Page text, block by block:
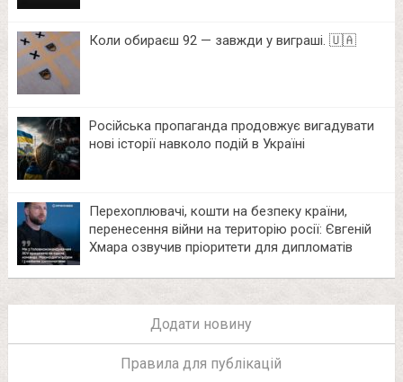
Коли обираєш 92 — завжди у виграші. 🇺🇦
Російська пропаганда продовжує вигадувати
нові історії навколо подій в Україні
Перехоплювачі, кошти на безпеку країни,
перенесення війни на територію росії: Євгеній
Хмара озвучив пріоритети для дипломатів
Додати новину
Правила для публікацій